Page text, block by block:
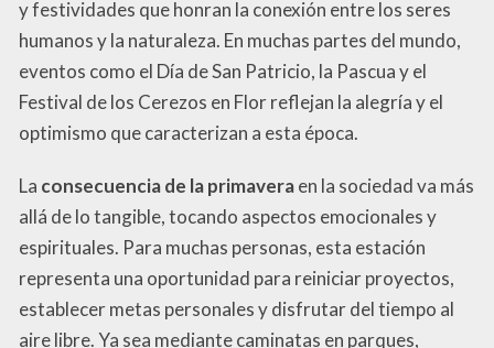
y festividades que honran la conexión entre los seres
humanos y la naturaleza. En muchas partes del mundo,
eventos como el Día de San Patricio, la Pascua y el
Festival de los Cerezos en Flor reflejan la alegría y el
optimismo que caracterizan a esta época.
La consecuencia de la primaveraen la sociedad va más
allá de lo tangible, tocando aspectos emocionales y
espirituales. Para muchas personas, esta estación
representa una oportunidad para reiniciar proyectos,
establecer metas personales y disfrutar del tiempo al
aire libre. Ya sea mediante caminatas en parques,